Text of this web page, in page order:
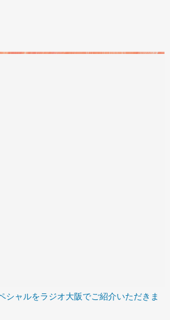
シャルをラジオ大阪でご紹介いただきま